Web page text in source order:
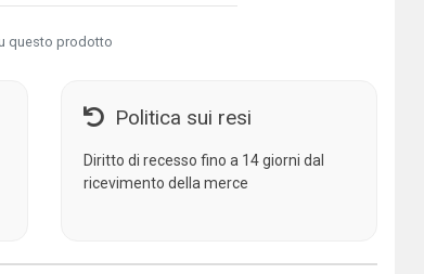
questo prodotto
Politica sui resi
Diritto di recesso fino a 14 giorni dal
ricevimento della merce